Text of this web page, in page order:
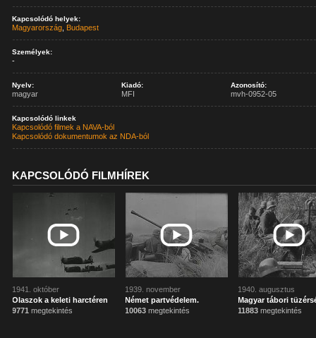
Kapcsolódó helyek:
Magyarország Budapest
Személyek:
-
Nyelv:
magyar
Kiadó:
MFI
Azonosító:
mvh-0952-05
Kapcsolódó linkek
Kapcsolódó filmek a NAVA-ból
Kapcsolódó dokumentumok az NDA-ból
KAPCSOLÓDÓ FILMHÍREK
1941. október
Olaszok a keleti harctéren
9771 megtekintés
1939. november
Német partvédelem.
10063 megtekintés
1940. augusztus
Magyar tábori
11883 megtekintés